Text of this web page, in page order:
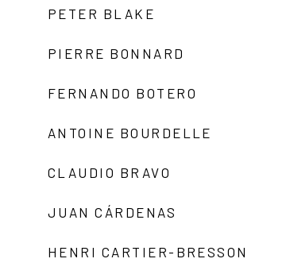
PETER BLAKE
PIERRE BONNARD
FERNANDO BOTERO
ANTOINE BOURDELLE
CLAUDIO BRAVO
JUAN CÁRDENAS
HENRI CARTIER-BRESSON